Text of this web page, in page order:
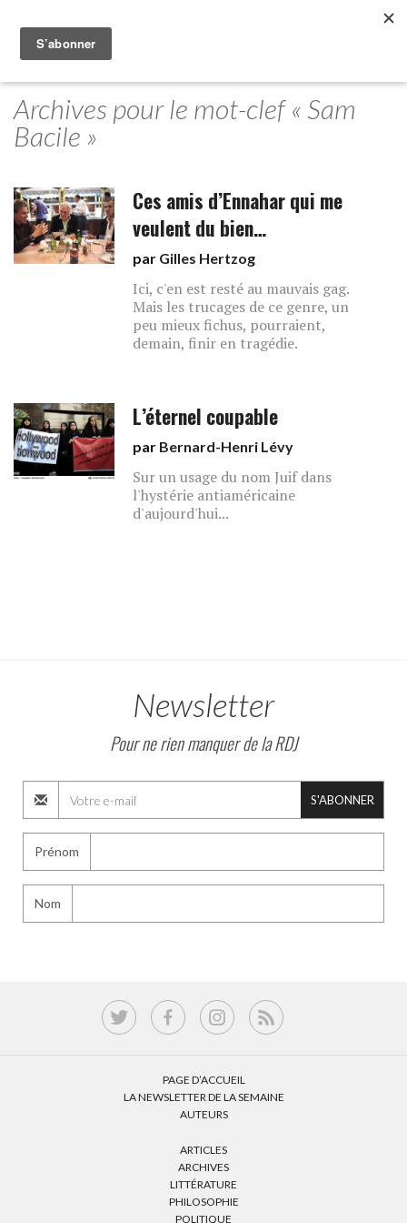
Archives pour le mot-clef « Sam
Bacile »
Ces amis d’Ennahar qui me
veulent du bien…
par Gilles Hertzog
Ici, c'en est resté au mauvais gag.
Mais les trucages de ce genre, un
peu mieux fichus, pourraient,
demain, finir en tragédie.
L’éternel coupable
par Bernard-Henri Lévy
Sur un usage du nom Juif dans
l'hystérie antiaméricaine
d'aujourd'hui...
Newsletter
Pour ne rien manquer de la RDJ
S'ABONNER
Prénom
Nom
PAGE D’ACCUEIL
LA NEWSLETTER DE LA SEMAINE
AUTEURS
ARTICLES
ARCHIVES
LITTÉRATURE
PHILOSOPHIE
POLITIQUE